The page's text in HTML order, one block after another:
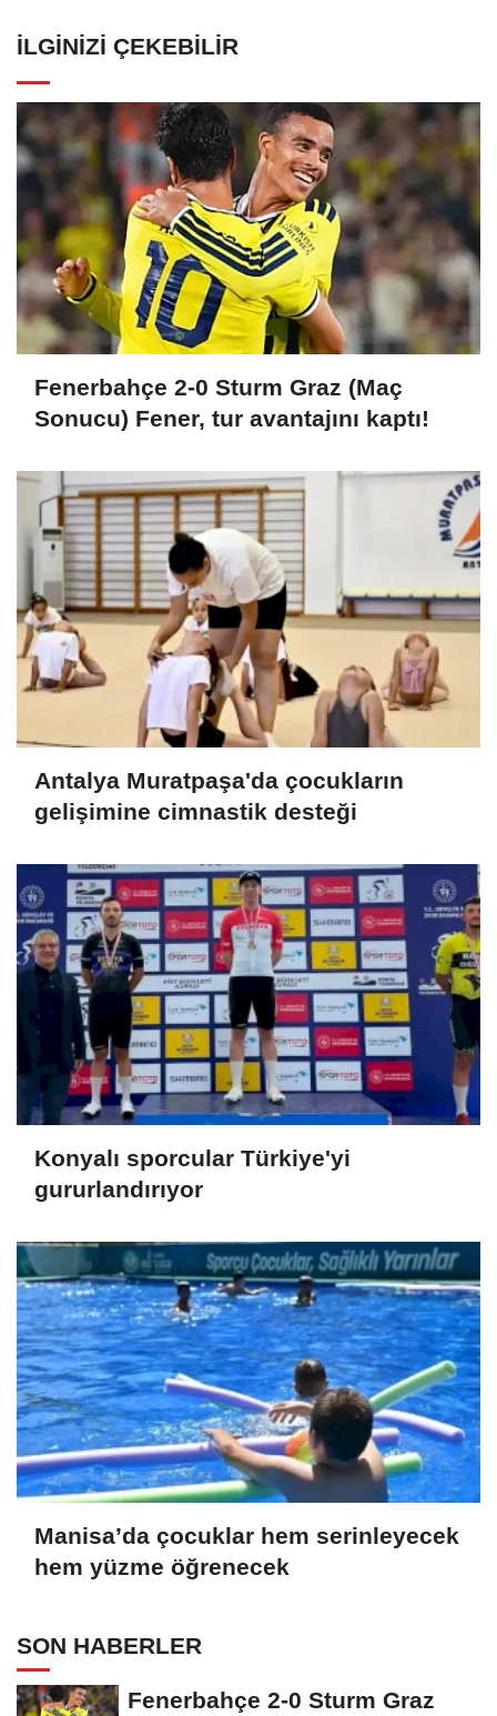
İLGINIZI ÇEKEBILIR
Fenerbahçe 2-0 Sturm Graz (Maç
Sonucu) Fener, tur avantajını kaptı!
Antalya Muratpaşa'da çocukların
gelişimine cimnastik desteği
Konyalı sporcular Türkiye'yi
gururlandırıyor
Manisa’da çocuklar hem serinleyecek
hem yüzme öğrenecek
SON HABERLER
Fenerbahçe 2-0 Sturm Graz